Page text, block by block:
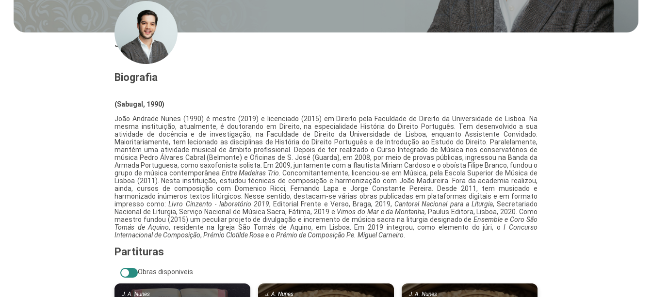
J. A. Nunes
Biografia
(Sabugal, 1990)
João Andrade Nunes (1990) é mestre (2019) e licenciado (2015) em Direito pela Faculdade de Direito da Universidade de Lisboa. Na
mesma instituição, atualmente, é doutorando em Direito, na especialidade História do Direito Português. Tem desenvolvido a sua
atividade de docência e de investigação, na Faculdade de Direito da Universidade de Lisboa, enquanto Assistente Convidado.
Maioritariamente, tem lecionado as disciplinas de História do Direito Português e de Introdução ao Estudo do Direito. Paralelamente,
mantém uma atividade musical de âmbito profissional. Depois de ter realizado o Curso Integrado de Música nos conservatórios de
música Pedro Álvares Cabral (Belmonte) e Oficinas de S. José (Guarda), em 2008, por meio de provas públicas, ingressou na Banda da
Armada Portuguesa, como saxofonista solista. Em 2009, juntamente com a flautista Miriam Cardoso e o oboísta Filipe Branco, fundou o
grupo de música contemporânea Entre Madeiras Trio . Concomitantemente, licenciou-se em Música, pela Escola Superior de Música de
Lisboa (2011). Nesta instituição, estudou técnicas de composição e harmonização com João Madureira. Fora da academia realizou,
ainda, cursos de composição com Domenico Ricci, Fernando Lapa e Jorge Constante Pereira. Desde 2011, tem musicado e
harmonizado inúmeros textos litúrgicos. Nesse sentido, destacam-se várias obras publicadas em plataformas digitais e em formato
impresso como:Livro Cinzento - laboratório 2019, Editorial Frente e Verso, Braga, 2019,Cantoral Nacional para a Liturgia, Secretariado
Nacional de Liturgia, Serviço Nacional de Música Sacra, Fátima, 2019 e Vimos do Mar e da Montanha, Paulus Editora, Lisboa, 2020. Como
maestro fundou (2015) um peculiar projeto de divulgação e incremento de música sacra na liturgia designado deEnsemble e Coro São
Tomás de Aquino, residente na Igreja São Tomás de Aquino, em Lisboa. Em 2019 integrou, como elemento do júri, oI Concurso
Internacional de Composição, Prémio Clotilde Rosae o Prémio de Composição Pe. Miguel Carneiro
Partituras
Obras disponiveis
J. A. Nunes J. A. Nunes J. A. Nunes